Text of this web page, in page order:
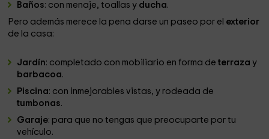
Baños: con menaje, toallas y ducha.
Pero además merece la pena darse un paseo por el exterior
de la casa:
Jardín: completado con mobiliario en forma deterrazay
barbacoa.
Piscina: con inmejorables vistas, y rodeada de
tumbonas.
Garaje: para que no tengas que preocuparte por tu
vehículo.